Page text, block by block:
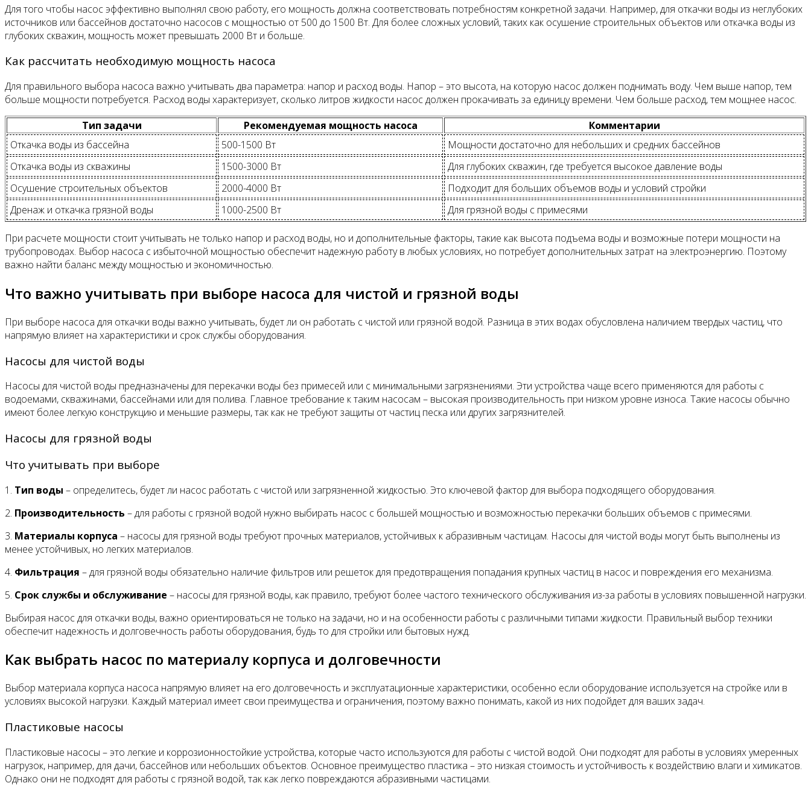
Для того чтобы насос эффективно выполнял свою работу, его мощность должна соответствовать потребностям конкретной задачи. Например, для откачки воды из неглубоких
источников или бассейнов достаточно насосов с мощностью от 500 до 1500 Вт. Для более сложных условий, таких как осушение строительных объектов или откачка воды из
глубоких скважин, мощность может превышать 2000 Вт и больше.
Как рассчитать необходимую мощность насоса
Для правильного выбора насоса важно учитывать два параметра: напор и расход воды. Напор – это высота, на которую насос должен поднимать воду. Чем выше напор, тем
больше мощности потребуется. Расход воды характеризует, сколько литров жидкости насос должен прокачивать за единицу времени. Чем больше расход, тем мощнее насос.
Тип задачи
Рекомендуемая мощность насоса
Комментарии
Откачка воды из бассейна
500-1500 Вт
Мощности достаточно для небольших и средних бассейнов
Откачка воды из скважины
1500-3000 Вт
Для глубоких скважин, где требуется высокое давление воды
Осушение строительных объектов
2000-4000 Вт
Подходит для больших объемов воды и условий стройки
Дренаж и откачка грязной воды
1000-2500 Вт Для грязной воды с примесями
При расчете мощности стоит учитывать не только напор и расход воды, но и дополнительные факторы, такие как высота подъема воды и возможные потери мощности на
трубопроводах. Выбор насоса с избыточной мощностью обеспечит надежную работу в любых условиях, но потребует дополнительных затрат на электроэнергию. Поэтому
важно найти баланс между мощностью и экономичностью.
Что важно учитывать при выборе насоса для чистой и грязной воды
При выборе насоса для откачки воды важно учитывать, будет ли он работать с чистой или грязной водой. Разница в этих водах обусловлена наличием твердых частиц, что
напрямую влияет на характеристики и срок службы оборудования.
Насосы для чистой воды
Насосы для чистой воды предназначены для перекачки воды без примесей или с минимальными загрязнениями. Эти устройства чаще всего применяются для работы с
водоемами, скважинами, бассейнами или для полива. Главное требование к таким насосам – высокая производительность при низком уровне износа. Такие насосы обычно
имеют более легкую конструкцию и меньшие размеры, так как не требуют защиты от частиц песка или других загрязнителей.
Насосы для грязной воды
Что учитывать при выборе
1. Тип воды – определитесь, будет ли насос работать с чистой или загрязненной жидкостью. Это ключевой фактор для выбора подходящего оборудования.
2. Производительность – для работы с грязной водой нужно выбирать насос с большей мощностью и возможностью перекачки больших объемов с примесями.
3. Материалы корпуса – насосы для грязной воды требуют прочных материалов, устойчивых к абразивным частицам. Насосы для чистой воды могут быть выполнены из
менее устойчивых, но легких материалов.
4. Фильтрация – для грязной воды обязательно наличие фильтров или решеток для предотвращения попадания крупных частиц в насос и повреждения его механизма.
5. Срок службы и обслуживание – насосы для грязной воды, как правило, требуют более частого технического обслуживания из-за работы в условиях повышенной нагрузки.
Выбирая насос для откачки воды, важно ориентироваться не только на задачи, но и на особенности работы с различными типами жидкости. Правильный выбор техники
обеспечит надежность и долговечность работы оборудования, будь то для стройки или бытовых нужд.
Как выбрать насос по материалу корпуса и долговечности
Выбор материала корпуса насоса напрямую влияет на его долговечность и эксплуатационные характеристики, особенно если оборудование используется на стройке или в
условиях высокой нагрузки. Каждый материал имеет свои преимущества и ограничения, поэтому важно понимать, какой из них подойдет для ваших задач.
Пластиковые насосы
Пластиковые насосы – это легкие и коррозионностойкие устройства, которые часто используются для работы с чистой водой. Они подходят для работы в условиях умеренных
нагрузок, например, для дачи, бассейнов или небольших объектов. Основное преимущество пластика – это низкая стоимость и устойчивость к воздействию влаги и химикатов.
Однако они не подходят для работы с грязной водой, так как легко повреждаются абразивными частицами.